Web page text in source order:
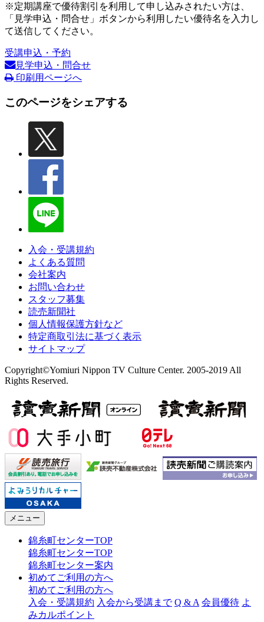
※定期講座で優待割引を利用して申し込みされたい方は、
「見学申込・問合せ」ボタンから利用したい優待名を入力し
て送信してください。
受講申込・予約
見学申込・問合せ
印刷用ページへ
このページをシェアする
入会・受講規約
よくある質問
会社案内
お問い合わせ
スタッフ募集
読売新聞社
個人情報保護方針など
特定商取引法に基づく表示
サイトマップ
Copyright©Yomiuri Nippon TV Culture Center. 2005-2019 All
Rights Reserved.
メニュー
錦糸町センターTOP
錦糸町センターTOP
錦糸町センター案内
初めてご利用の方へ
初めてご利用の方へ
入会・受講規約 入会から受講まで Q & A 会員優待 よ
みカルポイント